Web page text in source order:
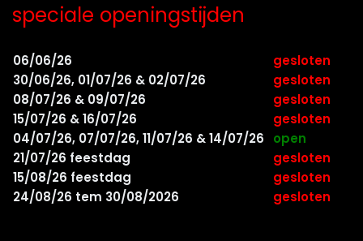
speciale openingstijden
06/06/26
gesloten
30/06/26, 01/07/26 & 02/07/26
gesloten
08/07/26 & 09/07/26
gesloten
15/07/26 & 16/07/26
gesloten
04/07/26, 07/07/26, 11/07/26 & 14/07/26
open
21/07/26 feestdag
gesloten
15/08/26 feestdag
gesloten
24/08/26 tem 30/08/2026
gesloten